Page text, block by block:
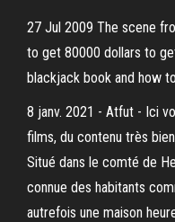
27 Jul 2009 The scene
to get 80000 dollars to
blackjack book and how
8 janv. 2021 - Atfut - Ici
films, du contenu très
Situé dans le comté de
connue des habitants
autrefois une maison